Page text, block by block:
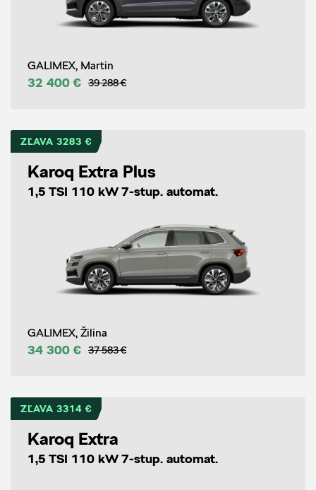
GALIMEX, Martin
32 400 € 39 288 €
ZĽAVA 3283 €
Karoq Extra Plus
1,5 TSI 110 kW 7-stup. automat.
GALIMEX, Žilina
34 300 € 37 583 €
ZĽAVA 3314 €
Karoq Extra
1,5 TSI 110 kW 7-stup. automat.